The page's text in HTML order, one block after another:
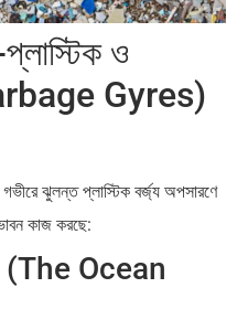
ও
Gyres)
গভীরে ঝুলন্ত প্লাস্টিক বর্জ্য অপসারণে
কাজ করছে:
(The Ocean